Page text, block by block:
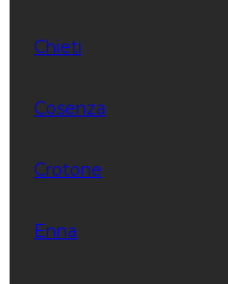
Chieti
Cosenza
Crotone
Enna